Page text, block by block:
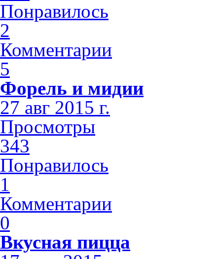
Понравилось
2
Комментарии
5
Форель и мидии
27 авг 2015 г.
Просмотры
343
Понравилось
1
Комментарии
0
Вкусная пицца